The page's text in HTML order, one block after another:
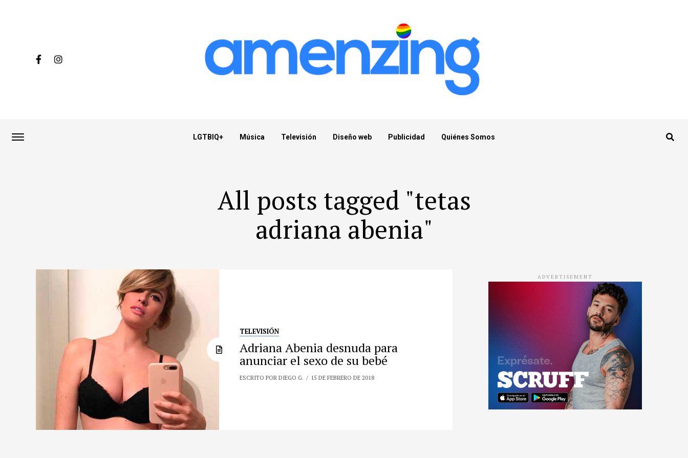
LGTBIQ+ Música Televisión Diseño web Publicidad Quiénes Somos
All posts tagged "tetas
adriana abenia"
TELEVISIÓN
Adriana Abenia desnuda para
anunciar el sexo de su bebé
ESCRITO POR DIEGO G. 15 DE FEBRERO DE 2018
ADVERTISEMENT